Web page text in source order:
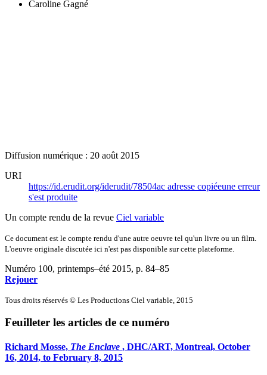
Caroline Gagné
Diffusion numérique : 20 août 2015
URI
https://id.erudit.org/iderudit/78504ac adresse copiéeune erreur
s'est produite
Un compte rendu de la revue Ciel variable
Ce document est le compte rendu d'une autre oeuvre tel qu'un livre ou un film.
L'oeuvre originale discutée ici n'est pas disponible sur cette plateforme.
Numéro 100, printemps–été 2015, p. 84–85
Rejouer
Tous droits réservés © Les Productions Ciel variable, 2015
Feuilleter les articles de ce numéro
Richard Mosse, The Enclave , DHC/ART, Montreal, October
16, 2014, to February 8, 2015